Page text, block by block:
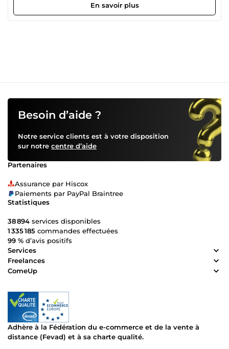
En savoir plus
Besoin d’aide ?
Notre service clients est à votre disposition
sur notre centre d’aide
Partenaires
Assurance par Hiscox
Paiements par PayPal Braintree
Statistiques
38 894 services disponibles
1 335 185 commandes effectuées
99 % d’avis positifs
Services
Freelances
ComeUp
Adhère à la Fédération du e-commerce et de la vente à
distance (Fevad) et à sa charte qualité.